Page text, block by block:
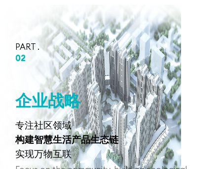
PART .
02
企业战略
专注社区领域
构建智慧生活产品生态链
实现万物互联